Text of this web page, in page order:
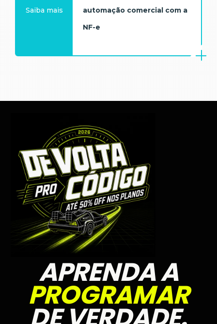
Saiba mais
automação comercial com a
NF-e
APRENDA A
PROGRAMAR